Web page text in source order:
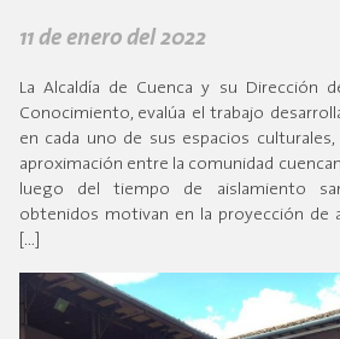
11 de enero del 2022
La Alcaldía de Cuenca y su Dirección
Conocimiento, evalúa el trabajo
en cada uno de sus espacios
aproximación entre la comunidad
luego del tiempo de aislamiento
obtenidos motivan en la proyección de
[…]